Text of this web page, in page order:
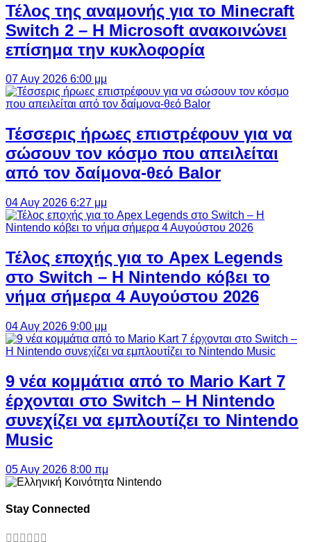
Τέλος της αναμονής για το Minecraft
Switch 2 – Η Microsoft ανακοινώνει
επίσημα την κυκλοφορία
07 Αυγ 2026 6:00 μμ
Τέσσερις ήρωες επιστρέφουν για να
σώσουν τον κόσμο που απειλείται
από τον δαίμονα-θεό Balor
04 Αυγ 2026 6:27 μμ
Τέλος εποχής για το Apex Legends
στο Switch – Η Nintendo κόβει το
νήμα σήμερα 4 Αυγούστου 2026
04 Αυγ 2026 9:00 μμ
9 νέα κομμάτια από το Mario Kart 7
έρχονται στο Switch – Η Nintendo
συνεχίζει να εμπλουτίζει το Nintendo
Music
05 Αυγ 2026 8:00 πμ
Stay Connected